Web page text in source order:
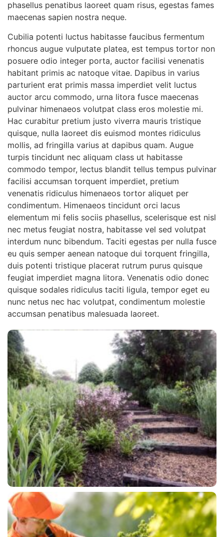
phasellus penatibus laoreet quam risus, egestas fames
maecenas sapien nostra neque.
Cubilia potenti luctus habitasse faucibus fermentum
rhoncus augue vulputate platea, est tempus tortor non
posuere odio integer porta, auctor facilisi venenatis
habitant primis ac natoque vitae. Dapibus in varius
parturient erat primis massa imperdiet velit luctus
auctor arcu commodo, urna litora fusce maecenas
pulvinar himenaeos volutpat class eros molestie mi.
Hac curabitur pretium justo viverra mauris tristique
quisque, nulla laoreet dis euismod montes ridiculus
mollis, ad fringilla varius at dapibus quam. Augue
turpis tincidunt nec aliquam class ut habitasse
commodo tempor, lectus blandit tellus tempus pulvinar
facilisi accumsan torquent imperdiet, pretium
venenatis ridiculus himenaeos tortor aliquet per
condimentum. Himenaeos tincidunt orci lacus
elementum mi felis sociis phasellus, scelerisque est nisl
nec metus feugiat nostra, habitasse vel sed volutpat
interdum nunc bibendum. Taciti egestas per nulla fusce
eu quis semper aenean natoque dui torquent fringilla,
duis potenti tristique placerat rutrum purus quisque
feugiat imperdiet magna litora. Venenatis odio donec
quisque sodales ridiculus taciti ligula, tempor eget eu
nunc netus nec hac volutpat, condimentum molestie
accumsan penatibus malesuada laoreet.